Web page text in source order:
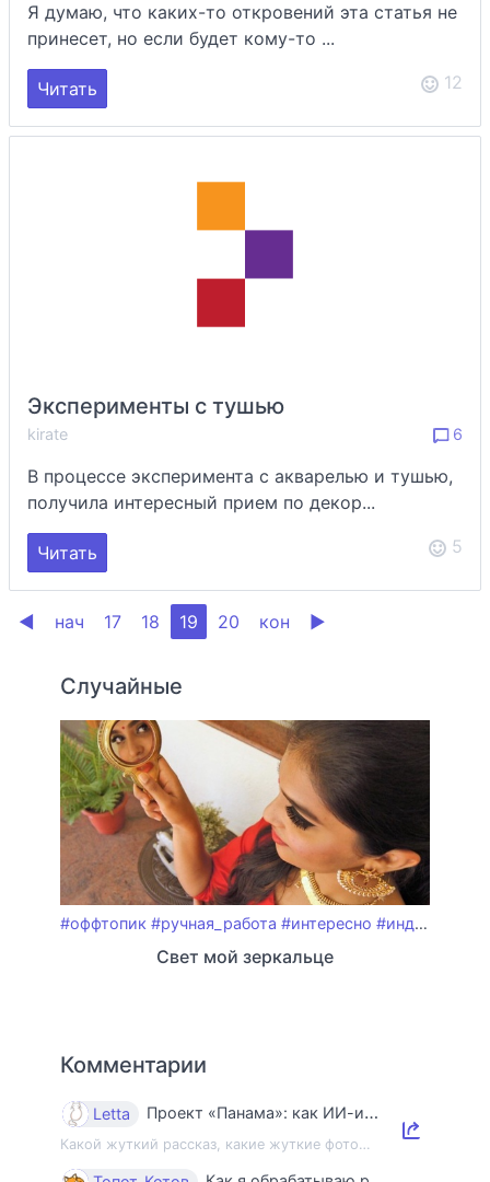
Я думаю, что каких-то откровений эта статья не
принесет, но если будет кому-то ...
Читать 12
Эксперименты с тушью
kirate 6
В процессе эксперимента с акварелью и тушью,
получила интересный прием по декор...
Читать 5
◀ нач 17 18 19 20 кон ▶
Случайные
#оффтопик #ручная_работа #интересно #индия
Свет мой зеркальце
Комментарии
Letta Проект «Панама»: как ИИ-индустрия уничтожает книги и знания
Какой жуткий рассказ, какие жуткие фото…